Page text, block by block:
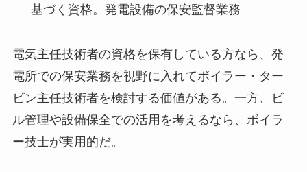
基づく資格。発電設備の保安監督業務
電気主任技術者の資格を保有している方なら、発
電所での保安業務を視野に入れてボイラー・ター
ビン主任技術者を検討する価値がある。一方、ビ
ル管理や設備保全での活用を考えるなら、ボイラ
ー技士が実用的だ。